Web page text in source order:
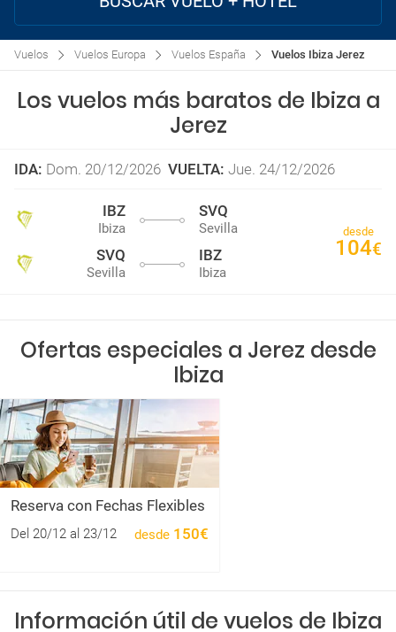
Vuelos Vuelos Europa Vuelos España Vuelos Ibiza Jerez
Los vuelos más baratos de Ibiza a
Jerez
IDA: Dom. 20/12/2026 VUELTA: Jue. 24/12/2026
IBZ
Ibiza
SVQ
Sevilla
SVQ
Sevilla
IBZ
Ibiza
desde
104€
Ofertas especiales a Jerez desde
Ibiza
Reserva con Fechas Flexibles
Del 20/12 al 23/12 desde 150€
Información útil de vuelos de Ibiza